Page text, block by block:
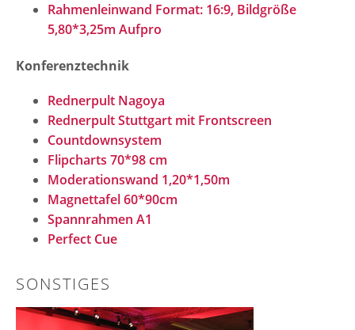
Rahmenleinwand Format: 16:9, Bildgröße
5,80*3,25m Aufpro
Konferenztechnik
Rednerpult Nagoya
Rednerpult Stuttgart mit Frontscreen
Countdownsystem
Flipcharts 70*98 cm
Moderationswand 1,20*1,50m
Magnettafel 60*90cm
Spannrahmen A1
Perfect Cue
SONSTIGES